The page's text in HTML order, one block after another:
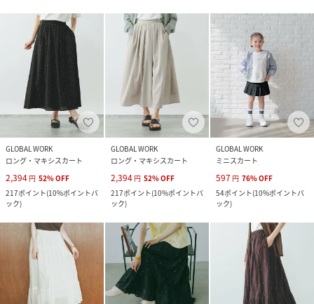
GLOBAL WORK
ロング・マキシスカート
2,394 円 52%OFF
217ポイント(10%ポイントバ
ック)
GLOBAL WORK
ロング・マキシスカート
2,394 円 52%OFF
217ポイント(10%ポイントバ
ック)
GLOBAL WORK
ミニスカート
597 円 76%OFF
54ポイント(10%ポイントバ
ック)